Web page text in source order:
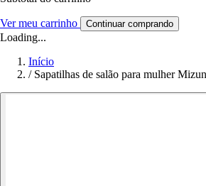
Ver meu carrinho Continuar comprando
Loading...
Início
/ Sapatilhas de salão para mulher